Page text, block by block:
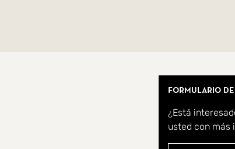
Los interiores están elegantemente
atmósfera cálida. Un sistema de domótica
también ofrece modernas comodidades, que
Formulario
¿Está
usted con más